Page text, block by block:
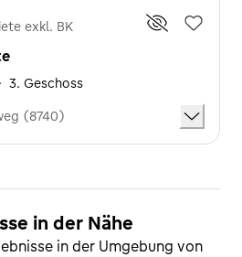
exkl. BK
· 3. Geschoss
(8740)
in der Nähe
in der Umgebung von